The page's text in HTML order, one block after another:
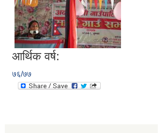
आर्थिक वर्ष:
७६/७७